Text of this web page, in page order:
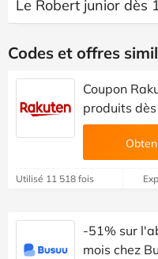
Le Robert junior dès
Codes et offres
Coupon
produits
Utilisé 11 518 fois
-51% sur
mois chez